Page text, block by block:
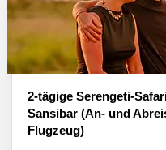
2-tägige Serengeti-
Sansibar (An- und
Flugzeug)